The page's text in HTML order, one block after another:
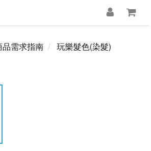
品需求指南 玩樂髮色(染髮)